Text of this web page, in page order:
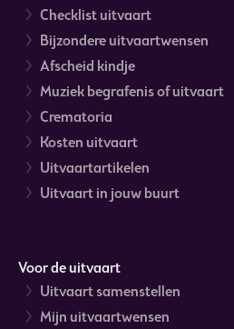
Checklist uitvaart
Bijzondere uitvaartwensen
Afscheid kindje
Muziek begrafenis of uitvaart
Crematoria
Kosten uitvaart
Uitvaartartikelen
Uitvaart in jouw buurt
Voor de uitvaart
Uitvaart samenstellen
Mijn uitvaartwensen